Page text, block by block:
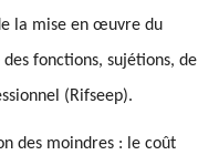
la mise en œuvre du
fonctions, sujétions, de
(Rifseep).
des moindres : le coût